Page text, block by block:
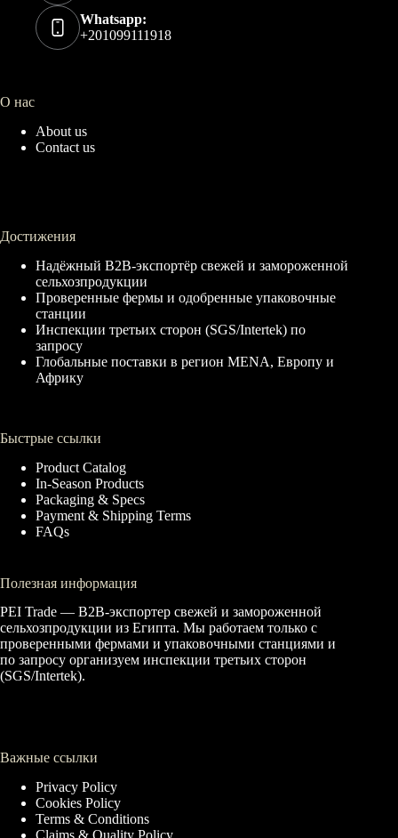
Whatsapp:
+201099111918
О нас
About us
Contact us
Достижения
Надёжный B2B-экспортёр свежей и замороженной
сельхозпродукции
Проверенные фермы и одобренные упаковочные
станции
Инспекции третьих сторон (SGS/Intertek) по
запросу
Глобальные поставки в регион MENA, Европу и
Африку
Быстрые ссылки
Product Catalog
In-Season Products
Packaging & Specs
Payment & Shipping Terms
FAQs
Полезная информация
PEI Trade — B2B-экспортер свежей и замороженной
сельхозпродукции из Египта. Мы работаем только с
проверенными фермами и упаковочными станциями и
по запросу организуем инспекции третьих сторон
(SGS/Intertek).
Важные ссылки
Privacy Policy
Cookies Policy
Terms & Conditions